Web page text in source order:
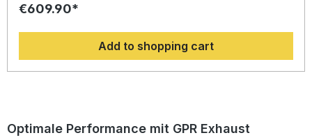
dieser Slip-on-Endschalldämpfer durch sein innovatives
reduziertes Gewicht im Vergleich zur Serienanlage. Die
Edelstahlkonstruktion sorgt nicht nur für Langlebigkeit,
sondern auch für eine erstklassige Optik.Dank der dual
homologated Ausführung ist der Auspuff
Sound, der das Fahrerlebnis deutlich aufwertet. Der
Hersteller ist DIN-zertifiziert und gewährleistet eine
€609.90*
Add to shopping cart
Optimale Performance mit GPR Exhaust